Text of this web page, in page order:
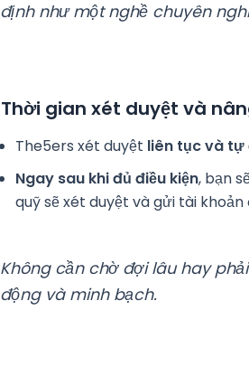
định như một nghề chuyên
Thời gian xét duyệt và
The5ers xét duyệt liên tục và tự
Ngay sau khi đủ điều kiện, bạn
quỹ sẽ xét duyệt và gửi tài
Không cần chờ đợi lâu hay
động và minh bạch.